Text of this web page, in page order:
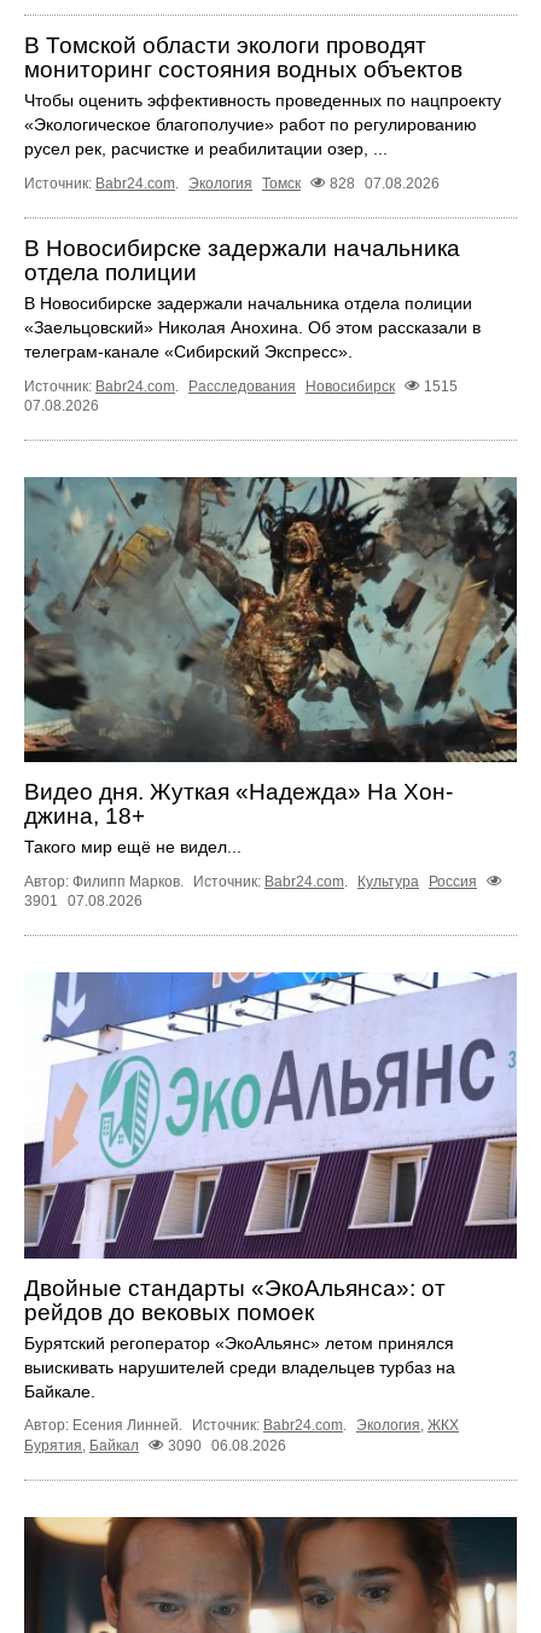
В Томской области экологи проводят
мониторинг состояния водных объектов
Чтобы оценить эффективность проведенных по нацпроекту
«Экологическое благополучие» работ по регулированию
русел рек, расчистке и реабилитации озер, ...
Источник: Babr24.com Экология Томск 828 07.08.2026
В Новосибирске задержали начальника
отдела полиции
В Новосибирске задержали начальника отдела полиции
«Заельцовский» Николая Анохина. Об этом рассказали в
телеграм-канале «Сибирский Экспресс».
Источник: Babr24.com Расследования Новосибирск
1515
07.08.2026
Видео дня. Жуткая «Надежда» На Хон-
джина, 18+
Такого мир ещё не видел...
Автор: Филипп Марков. Источник: Babr24.com. Культура
Россия
3901
07.08.2026
Двойные стандарты «ЭкоАльянса»: от
рейдов до вековых помоек
Бурятский регоператор «ЭкоАльянс» летом принялся
выискивать нарушителей среди владельцев турбаз на
Байкале.
Автор: Есения Линней. Источник: Babr24.com. Экология, ЖКХ
Бурятия, Байкал 3090 06.08.2026